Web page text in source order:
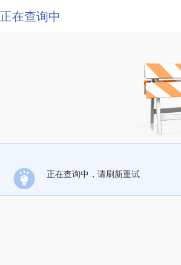
正在查询中
正在查询中，请刷新重试